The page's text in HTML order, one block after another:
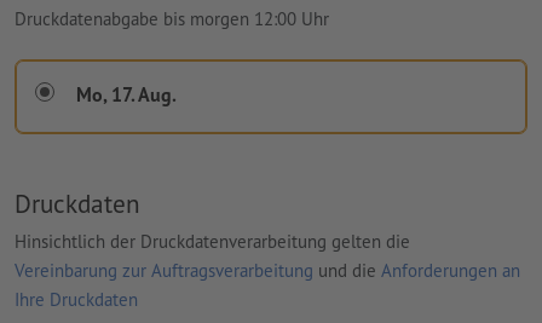
Druckdatenabgabe bis morgen 12:00 Uhr
Mo, 17. Aug.
Druckdaten
Hinsichtlich der Druckdatenverarbeitung gelten die
Vereinbarung zur Auftragsverarbeitung und die Anforderungen an
Ihre Druckdaten